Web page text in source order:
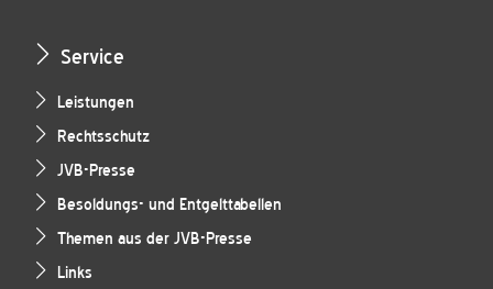
Service
Leistungen
Rechtsschutz
JVB-Presse
Besoldungs- und Entgelttabellen
Themen aus der JVB-Presse
Links